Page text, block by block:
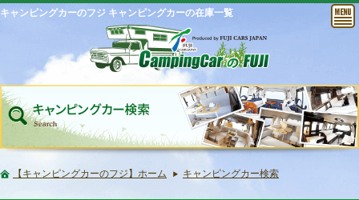
キャンピングカーのフジ キャンピングカーの在庫一覧
【キャンピングカーのフジ】ホーム キャンピングカー検索